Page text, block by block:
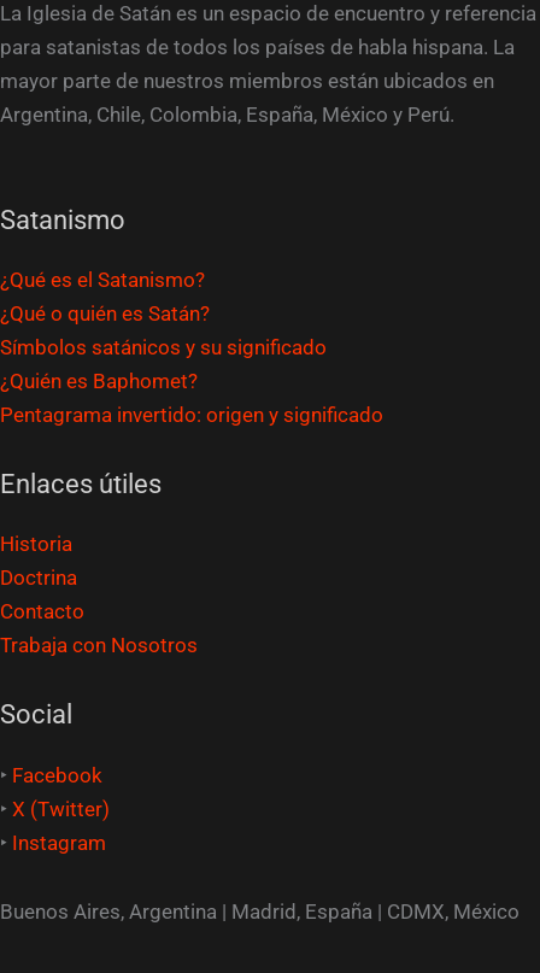
La Iglesia de Satán es un espacio de encuentro y referencia
para satanistas de todos los países de habla hispana. La
mayor parte de nuestros miembros están ubicados en
Argentina, Chile, Colombia, España, México y Perú.
Satanismo
¿Qué es el Satanismo?
¿Qué o quién es Satán?
Símbolos satánicos y su significado
¿Quién es Baphomet?
Pentagrama invertido: origen y significado
Enlaces útiles
Historia
Doctrina
Contacto
Trabaja con Nosotros
Social
‣ Facebook
‣ X (Twitter)
‣ Instagram
Buenos Aires, Argentina | Madrid, España | CDMX, México